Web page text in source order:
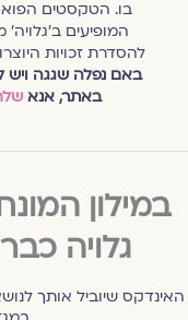
בו. הטקסטים
המופיעים
להסדרת זכויות
באם נפלה שגגה ויש
באתר, אנא
במילון
גלויה
האינדקס שיוביל אותך